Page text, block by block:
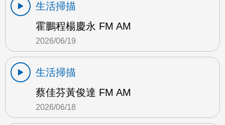
生活掃描
霍鵬程楊慶永 FM AM
2026/06/19
生活掃描
蔡佳芬黃俊達 FM AM
2026/06/18